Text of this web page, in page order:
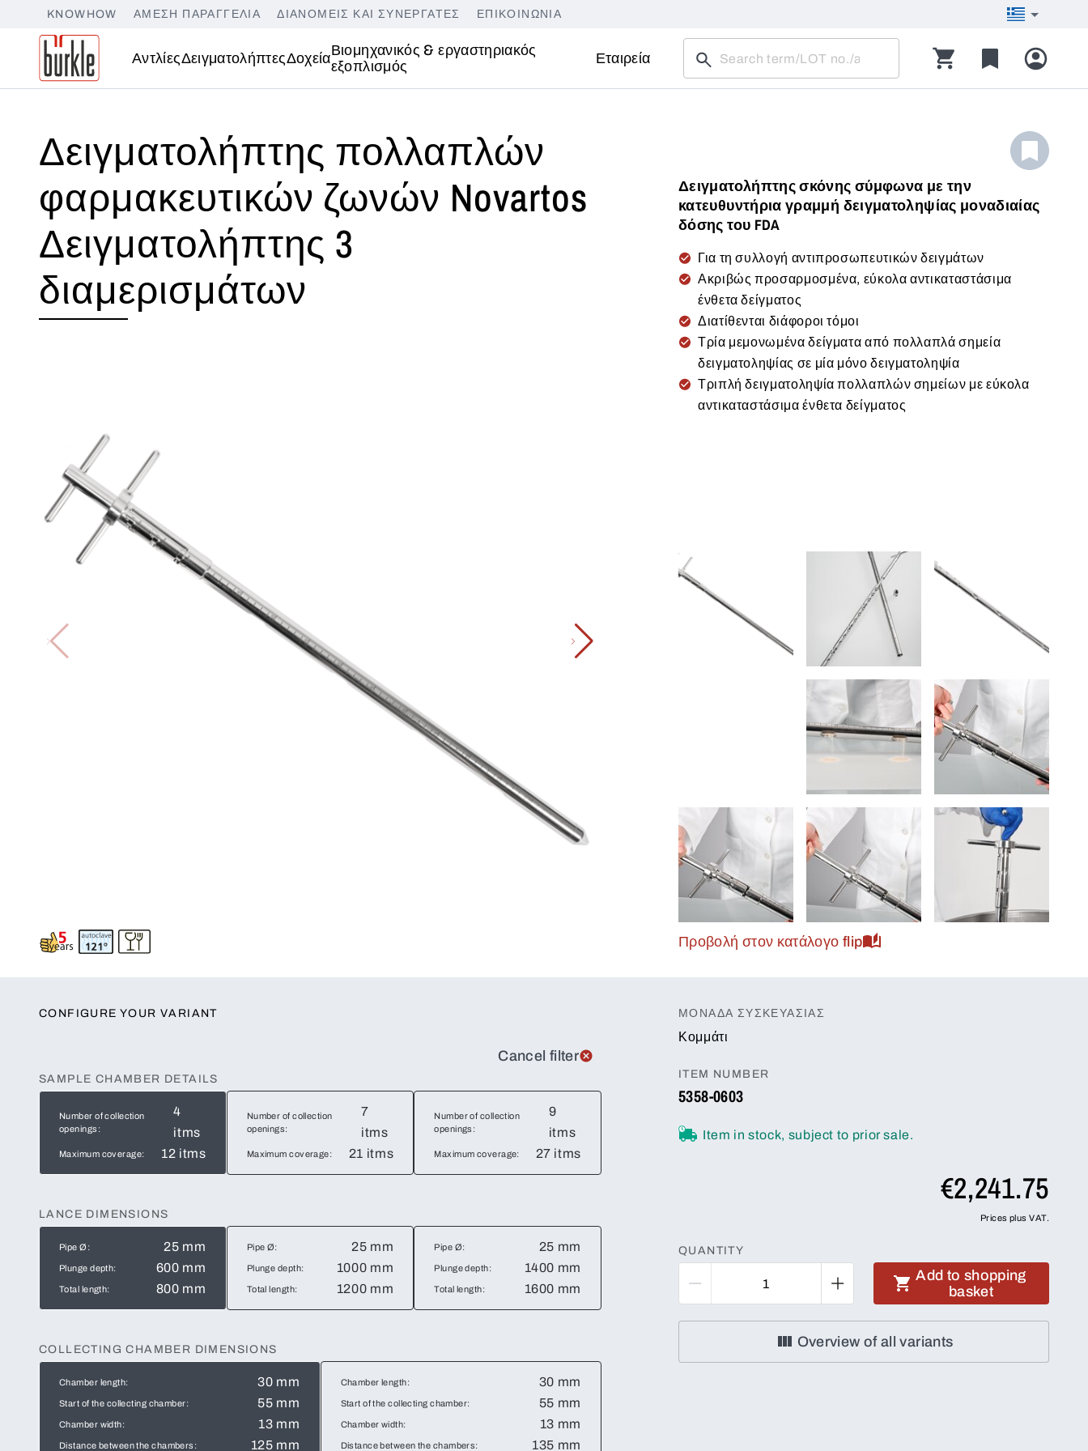
KNOWHOW ΆΜΕΣΗ ΠΑΡΑΓΓΕΛΊΑ ΔΙΑΝΟΜΕΊΣ ΚΑΙ ΣΥΝΕΡΓΆΤΕΣ ΕΠΙΚΟΙΝΩΝΊΑ
ΑντλίεςΔειγματολήπτεςΔοχείαΒιομηχανικός & εργαστηριακός
εξοπλισμός
Εταιρεία
Δειγματολήπτης πολλαπλών
φαρμακευτικών ζωνών Novartos
Δειγματολήπτης 3
διαμερισμάτων
Δειγματολήπτης σκόνης σύμφωνα με την
κατευθυντήρια γραμμή δειγματοληψίας μοναδιαίας
δόσης του FDA
Για τη συλλογή αντιπροσωπευτικών δειγμάτων
Ακριβώς προσαρμοσμένα, εύκολα αντικαταστάσιμα
ένθετα δείγματος
Διατίθενται διάφοροι τόμοι
Τρία μεμονωμένα δείγματα από πολλαπλά σημεία
δειγματοληψίας σε μία μόνο δειγματοληψία
Τριπλή δειγματοληψία πολλαπλών σημείων με εύκολα
αντικαταστάσιμα ένθετα δείγματος
Προβολή στον κατάλογο flip
CONFIGURE YOUR VARIANT
Cancel filter
SAMPLE CHAMBER DETAILS
Number of collection
openings:
4
itms
Maximum coverage: 12 itms
Number of collection
openings:
7
itms
Maximum coverage: 21 itms
Number of collection
openings:
9
itms
Maximum coverage: 27 itms
LANCE DIMENSIONS
Pipe Ø: 25 mm
Plunge depth: 600 mm
Total length: 800 mm
Pipe Ø: 25 mm
Plunge depth: 1000 mm
Total length: 1200 mm
Pipe Ø: 25 mm
Plunge depth: 1400 mm
Total length: 1600 mm
COLLECTING CHAMBER DIMENSIONS
Chamber length: 30 mm
Start of the collecting chamber: 55 mm
Chamber width: 13 mm
Distance between the chambers: 125 mm
Chamber length: 30 mm
Start of the collecting chamber: 55 mm
Chamber width: 13 mm
Distance between the chambers: 135 mm
ΜΟΝΆΔΑ ΣΥΣΚΕΥΑΣΊΑΣ
Κομμάτι
ITEM NUMBER
5358-0603
Item in stock, subject to prior sale.
€2,241.75
Prices plus VAT.
QUANTITY
Add to shopping
basket
Overview of all variants